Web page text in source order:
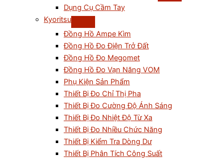
Dụng Cụ Cầm Tay
Kyoritsu
Đồng Hồ Ampe Kìm
Đồng Hồ Đo Điện Trở Đất
Đồng Hồ Đo Megomet
Đồng Hồ Đo Vạn Năng VOM
Phụ Kiện Sản Phẩm
Thiết Bị Đo Chỉ Thị Pha
Thiết Bị Đo Cường Độ Ánh Sáng
Thiết Bị Đo Nhiệt Độ Từ Xa
Thiết Bị Đo Nhiều Chức Năng
Thiết Bị Kiểm Tra Dòng Dư
Thiết Bị Phân Tích Công Suất